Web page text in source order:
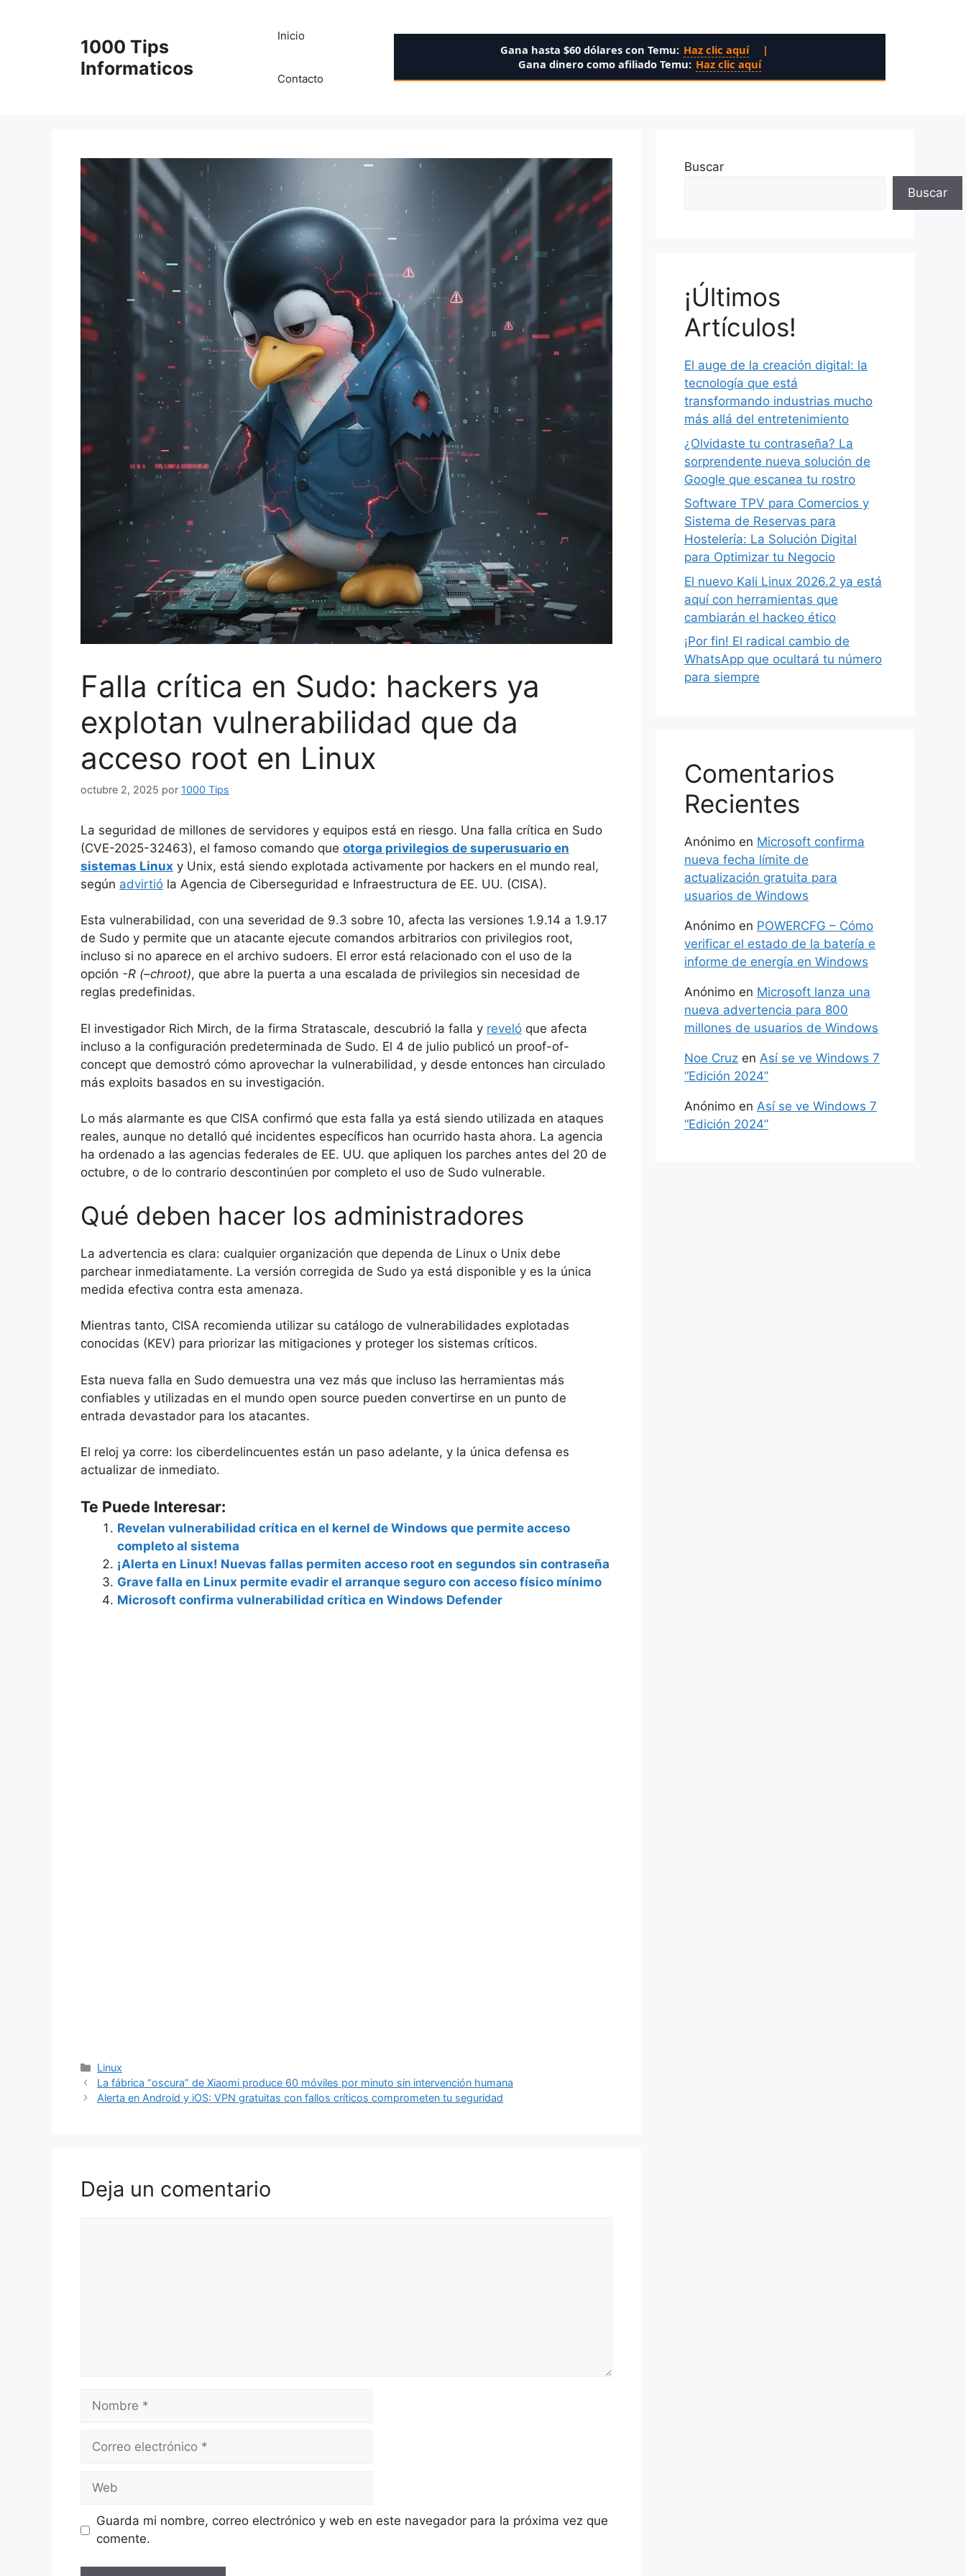
1000 Tips
Informaticos
Inicio
Contacto
Gana hasta $60 dólares con Temu: Haz clic aquí
|
Gana dinero como afiliado Temu: Haz clic aquí
Falla crítica en Sudo: hackers ya
explotan vulnerabilidad que da
acceso root en Linux
octubre 2, 2025 por 1000 Tips
La seguridad de millones de servidores y equipos está en riesgo. Una falla crítica en Sudo
(CVE-2025-32463), el famoso comando que otorga privilegios de superusuario en
sistemas Linux y Unix, está siendo explotada activamente por hackers en el mundo real,
según advirtió la Agencia de Ciberseguridad e Infraestructura de EE. UU. (CISA).
Esta vulnerabilidad, con una severidad de 9.3 sobre 10, afecta las versiones 1.9.14 a 1.9.17
de Sudo y permite que un atacante ejecute comandos arbitrarios con privilegios root,
incluso si no aparece en el archivo sudoers. El error está relacionado con el uso de la
opción -R (–chroot), que abre la puerta a una escalada de privilegios sin necesidad de
reglas predefinidas.
El investigador Rich Mirch, de la firma Stratascale, descubrió la falla y reveló que afecta
incluso a la configuración predeterminada de Sudo. El 4 de julio publicó un proof-of-
concept que demostró cómo aprovechar la vulnerabilidad, y desde entonces han circulado
más exploits basados en su investigación.
Lo más alarmante es que CISA confirmó que esta falla ya está siendo utilizada en ataques
reales, aunque no detalló qué incidentes específicos han ocurrido hasta ahora. La agencia
ha ordenado a las agencias federales de EE. UU. que apliquen los parches antes del 20 de
octubre, o de lo contrario descontinúen por completo el uso de Sudo vulnerable.
Qué deben hacer los administradores
La advertencia es clara: cualquier organización que dependa de Linux o Unix debe
parchear inmediatamente. La versión corregida de Sudo ya está disponible y es la única
medida efectiva contra esta amenaza.
Mientras tanto, CISA recomienda utilizar su catálogo de vulnerabilidades explotadas
conocidas (KEV) para priorizar las mitigaciones y proteger los sistemas críticos.
Esta nueva falla en Sudo demuestra una vez más que incluso las herramientas más
confiables y utilizadas en el mundo open source pueden convertirse en un punto de
entrada devastador para los atacantes.
El reloj ya corre: los ciberdelincuentes están un paso adelante, y la única defensa es
actualizar de inmediato.
Te Puede Interesar:
Revelan vulnerabilidad crítica en el kernel de Windows que permite acceso
completo al sistema
¡Alerta en Linux! Nuevas fallas permiten acceso root en segundos sin contraseña
Grave falla en Linux permite evadir el arranque seguro con acceso físico mínimo
Microsoft confirma vulnerabilidad crítica en Windows Defender
Categorías
Linux
La fábrica “oscura” de Xiaomi produce 60 móviles por minuto sin intervención humana
Alerta en Android y iOS: VPN gratuitas con fallos críticos comprometen tu seguridad
Deja un comentario
Nombre
Correo
Web
Guarda mi nombre, correo electrónico y web en este navegador para la próxima vez que
comente.
Buscar
Buscar
¡Últimos
Artículos!
El auge de la creación digital: la
tecnología que está
transformando industrias mucho
más allá del entretenimiento
¿Olvidaste tu contraseña? La
sorprendente nueva solución de
Google que escanea tu rostro
Software TPV para Comercios y
Sistema de Reservas para
Hostelería: La Solución Digital
para Optimizar tu Negocio
El nuevo Kali Linux 2026.2 ya está
aquí con herramientas que
cambiarán el hackeo ético
¡Por fin! El radical cambio de
WhatsApp que ocultará tu número
para siempre
Comentarios
Recientes
Anónimo en Microsoft confirma
nueva fecha límite de
actualización gratuita para
usuarios de Windows
Anónimo en POWERCFG – Cómo
verificar el estado de la batería e
informe de energía en Windows
Anónimo en Microsoft lanza una
nueva advertencia para 800
millones de usuarios de Windows
Noe Cruz en Así se ve Windows 7
“Edición 2024”
Anónimo en Así se ve Windows 7
“Edición 2024”